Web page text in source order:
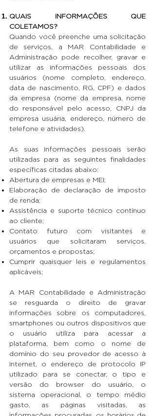
QUAIS INFORMAÇÕES QUE
COLETAMOS?
Quando você preenche uma solicitação
de serviços, a MAR Contabilidade e
Administração pode recolher, gravar e
utilizar as informações pessoais dos
usuários (nome completo, endereço,
data de nascimento, RG, CPF) e dados
da empresa (nome da empresa, nome
do responsável pelo acesso, CNPJ da
empresa usuária, endereço, número de
telefone e atividades).
As suas informações pessoais serão
utilizadas para as seguintes finalidades
específicas citadas abaixo:
Abertura de empresas e MEI;
Elaboração de declaração de imposto
de renda;
Assistência e suporte técnico contínuo
ao cliente;
Contato futuro com visitantes e
usuários que solicitaram serviços,
orçamentos e propostas;
Cumprir quaisquer leis e regulamentos
aplicáveis;
A MAR Contabilidade e Administração
se resguarda o direito de gravar
informações sobre os computadores,
smartphones ou outros dispositivos que
o usuário utiliza para acessar a
plataforma, bem como o nome de
domínio do seu provedor de acesso à
internet, o endereço de protocolo IP
utilizado para se conectar, o tipo e
versão do browser do usuário, o
sistema operacional, o tempo médio
gasto, as páginas visitadas, as